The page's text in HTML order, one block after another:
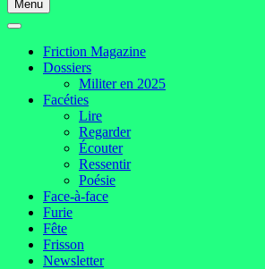
Menu
Friction Magazine
Dossiers
Militer en 2025
Facéties
Lire
Regarder
Écouter
Ressentir
Poésie
Face-à-face
Furie
Fête
Frisson
Newsletter